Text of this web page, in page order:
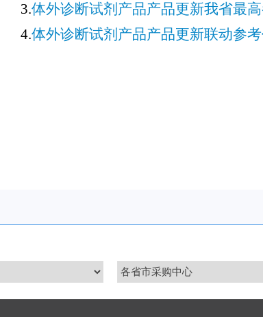
3.体外诊断试剂产品产品更新我省最
4.体外诊断试剂产品产品更新联动参